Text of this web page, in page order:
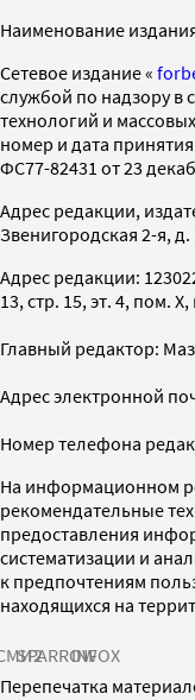
Наименование
Cетевое издание «
службой по надзору
технологий и
номер и дата
ФС77-82431 от 23
Адрес редакции,
Звенигородская 2-я, д.
Адрес редакции:
13, стр. 15, эт. 4, пом. X,
Главный редактор:
Адрес электронной
Номер телефона
На информационном
рекомендательные
предоставления
систематизации и
к предпочтениям
находящихся на
SPARROWINFOX
Перепечатка